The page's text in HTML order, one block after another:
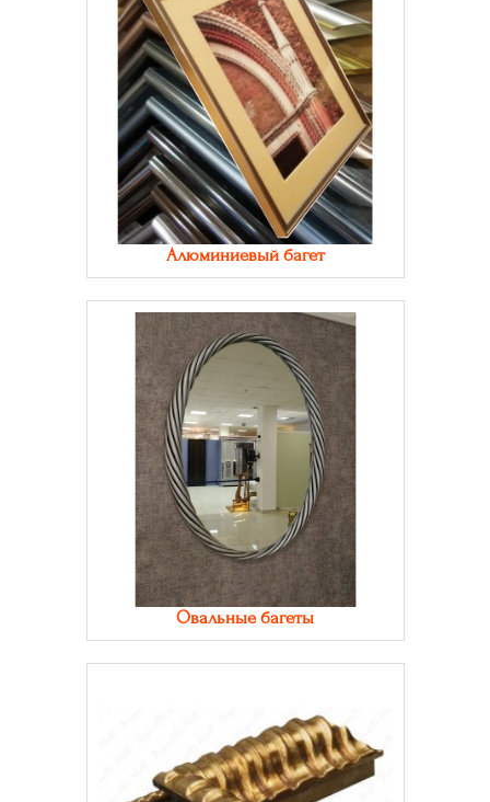
Алюминиевый багет
Овальные багеты